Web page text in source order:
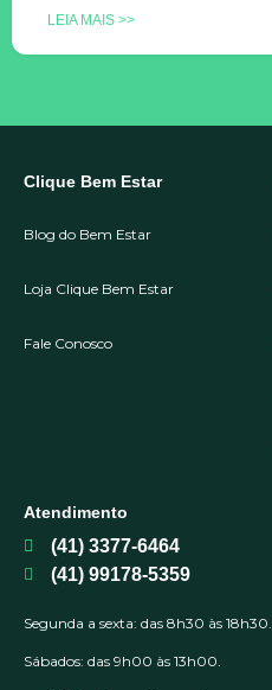
LEIA MAIS >>
Clique Bem Estar
Blog do Bem Estar
Loja Clique Bem Estar
Fale Conosco
Atendimento
(41) 3377-6464
(41) 99178-5359
Segunda a sexta: das 8h30 às 18h30.
Sábados: das 9h00 às 13h00.